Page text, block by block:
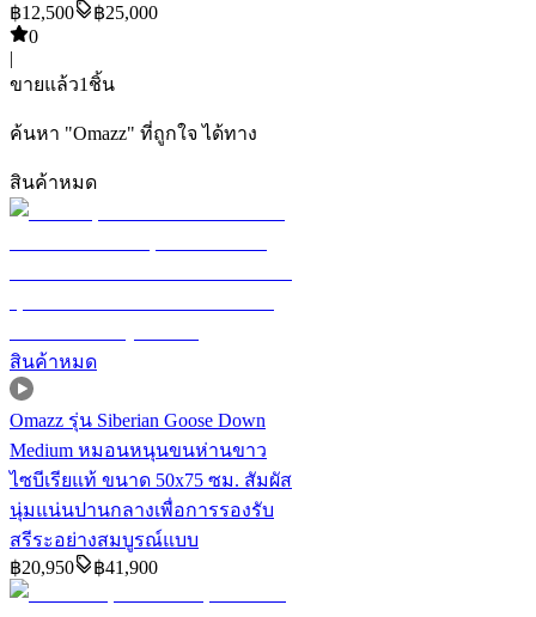
฿12,500 ฿25,000
0
|
ขายแล้ว1 ชิ้น
ค้นหา "Omazz" ที่ถูกใจ ได้ทาง
สินค้าหมด
สินค้าหมด
Omazz รุ่น Siberian Goose Down
Medium หมอนหนุนขนห่านขาว
ไซบีเรียแท้ ขนาด 50x75 ซม. สัมผัส
นุ่มแน่นปานกลางเพื่อการรองรับ
สรีระอย่างสมบูรณ์แบบ
฿20,950 ฿41,900